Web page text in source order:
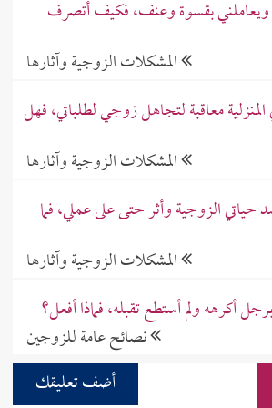
بقسوة وعنف، فكيف أتصرف
المشكلات الزوجية وآثارها
معاقبة لتجاهل زوجي لطلباتي، فهل
المشكلات الزوجية وآثارها
حياتي الزوجية وأثر حتى على عملي، فما
المشكلات الزوجية وآثارها
أكرهه ولم أستطع تقبله، فماذا أفعل؟
نصائح عامة للزوجين
أضف تعليقك